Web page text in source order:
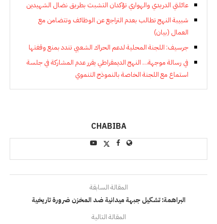
عائلتي الدريدي والهواري تؤكدان التشبث بطريق نضال الشهيدين
شبيبة النهج تطالب بعدم التراجع عن الوظائف وتتضامن مع
العمال (بيان)
جرسيف: اللجنة المحلية لدعم الحراك الشعبي تندد بمنع وقفتها
في رسالة موجهة… النهج الديمقراطي يقرر عدم المشاركة في جلسة
استماع مع اللجنة الخاصة بالنموذج التنموي
CHABIBA
المقالة السابقة
البراهمة: تشكيل جبهة ميدانية ضد المخزن ضرورة تاريخية
المقالة التالية